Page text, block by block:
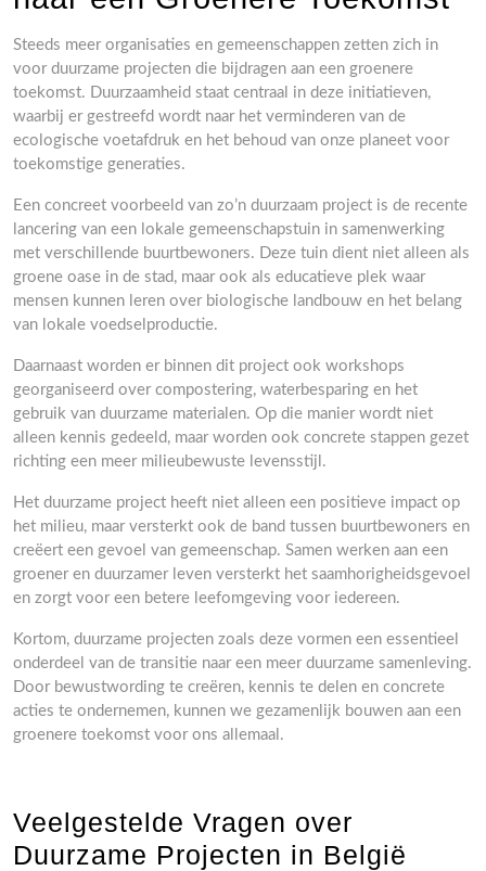
Steeds meer organisaties en gemeenschappen zetten zich in
voor duurzame projecten die bijdragen aan een groenere
toekomst. Duurzaamheid staat centraal in deze initiatieven,
waarbij er gestreefd wordt naar het verminderen van de
ecologische voetafdruk en het behoud van onze planeet voor
toekomstige generaties.
Een concreet voorbeeld van zo’n duurzaam project is de recente
lancering van een lokale gemeenschapstuin in samenwerking
met verschillende buurtbewoners. Deze tuin dient niet alleen als
groene oase in de stad, maar ook als educatieve plek waar
mensen kunnen leren over biologische landbouw en het belang
van lokale voedselproductie.
Daarnaast worden er binnen dit project ook workshops
georganiseerd over compostering, waterbesparing en het
gebruik van duurzame materialen. Op die manier wordt niet
alleen kennis gedeeld, maar worden ook concrete stappen gezet
richting een meer milieubewuste levensstijl.
Het duurzame project heeft niet alleen een positieve impact op
het milieu, maar versterkt ook de band tussen buurtbewoners en
creëert een gevoel van gemeenschap. Samen werken aan een
groener en duurzamer leven versterkt het saamhorigheidsgevoel
en zorgt voor een betere leefomgeving voor iedereen.
Kortom, duurzame projecten zoals deze vormen een essentieel
onderdeel van de transitie naar een meer duurzame samenleving.
Door bewustwording te creëren, kennis te delen en concrete
acties te ondernemen, kunnen we gezamenlijk bouwen aan een
groenere toekomst voor ons allemaal.
Veelgestelde Vragen over
Duurzame Projecten in België